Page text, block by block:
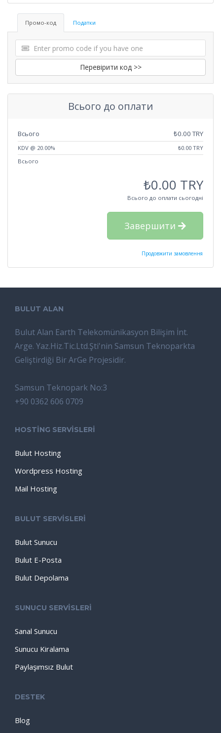
Промо-код Податки
Перевірити код >>
Всього до оплати
Всього ₺0.00 TRY
KDV @ 20.00%
₺0.00 TRY
Всього
₺0.00 TRY
Всього до оплати сьогодні
Завершити
Продовжити замовлення
BULUT ALAN
Bulut Alan Earth Telekomünikasyon Bilişim İnt.
Arge. Yaz.Hiz.Tic.Ltd.Şti'nin Samsun Teknoparkta
Geliştirdiği Bir ArGe Projesidir.
Samsun Teknopark No:3
+90 0362 606 0709
HOSTİNG SERVİSLERİ
Bulut Hosting
Wordpress Hosting
Mail Hosting
BULUT SERVİSLERİ
Bulut Sunucu
Bulut E-Posta
Bulut Depolama
SUNUCU SERVİSLERİ
Sanal Sunucu
Sunucu Kiralama
Paylaşımsız Bulut
DESTEK
Blog